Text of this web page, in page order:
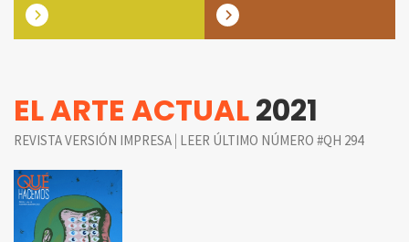
EL ARTE ACTUAL2021
REVISTA VERSIÓN IMPRESA | LEER ÚLTIMO NÚMERO #QH 294